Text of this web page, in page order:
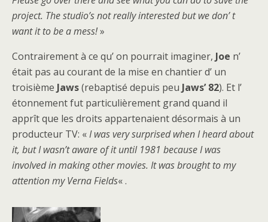
project. The studio’s not really interested but we don’ t
want it to be a mess!»
Contrairement à ce qu’ on pourrait imaginer, Joe n’
était pas au courant de la mise en chantier d’ un
troisième Jaws(rebaptisé depuis peu Jaws’ 82). Et l’
étonnement fut particulièrement grand quand il
apprît que les droits appartenaient désormais à un
producteur TV: «I was very surprised when I heard about
it, but I wasn’t aware of it until 1981 because I was
involved in making other movies. It was brought to my
attention my Verna Fields« .